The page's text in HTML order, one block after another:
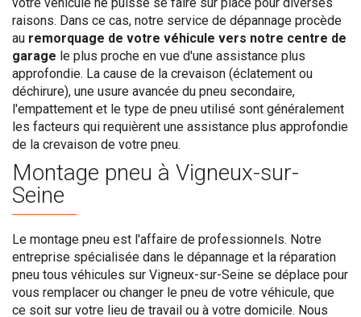
raisons. Dans ce cas, notre service de dépannage procède
au remorquage de votre véhicule vers notre centre de
garage le plus proche en vue d'une assistance plus
approfondie. La cause de la crevaison (éclatement ou
déchirure), une usure avancée du pneu secondaire,
l'empattement et le type de pneu utilisé sont généralement
les facteurs qui requièrent une assistance plus approfondie
de la crevaison de votre pneu.
Montage pneu à Vigneux-sur-
Seine
Le montage pneu est l'affaire de professionnels. Notre
entreprise spécialisée dans le dépannage et la réparation
pneu tous véhicules sur Vigneux-sur-Seine se déplace pour
vous remplacer ou changer le pneu de votre véhicule, que
ce soit sur votre lieu de travail ou à votre domicile. Nous